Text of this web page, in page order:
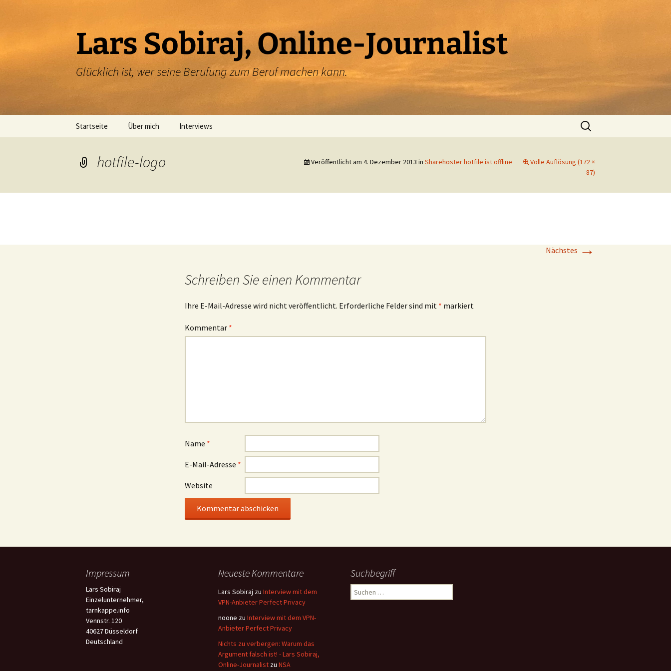
Lars Sobiraj, Online-Journalist
Glücklich ist, wer seine Berufung zum Beruf machen kann.
Startseite Über mich Interviews
Suchen
nach:
hotfile-logo Veröffentlicht am 4. Dezember 2013 in Sharehoster hotfile ist offline
Volle Auflösung (172 ×
87)
Nächstes →
Schreiben Sie einen Kommentar
Ihre E-Mail-Adresse wird nicht veröffentlicht. Erforderliche Felder sind mit * markiert
Kommentar *
Name *
E-Mail-Adresse *
Website
Impressum
Lars Sobiraj
Einzelunternehmer,
tarnkappe.info
Vennstr. 120
40627 Düsseldorf
Deutschland
Neueste Kommentare
Lars Sobiraj zu Interview mit dem
VPN-Anbieter Perfect Privacy
noone zu Interview mit dem VPN-
Anbieter Perfect Privacy
Nichts zu verbergen: Warum das
Argument falsch ist! - Lars Sobiraj,
Online-Journalist zu NSA
Suchbegriff
Suchen
nach: